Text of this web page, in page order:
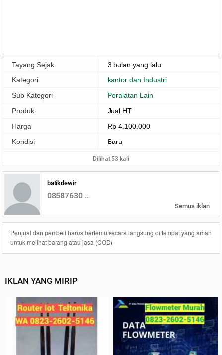
Tayang Sejak
3 bulan yang lalu
Kategori
kantor dan Industri
Sub Kategori
Peralatan Lain
Produk
Jual HT
Harga
Rp 4.100.000
Kondisi
Baru
Dilihat 53 kali
batikdewir
08587630 ..
Semua iklan
Penjual dan pembeli harus bertemu secara langsung di tempat yang aman
untuk melihat barang atau jasa (COD)
IKLAN YANG MIRIP